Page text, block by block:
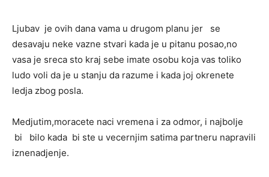
Ljubav je ovih dana vama u drugom planu jer se
desavaju neke vazne stvari kada je u pitanu posao,no
vasa je sreca sto kraj sebe imate osobu koja vas toliko
ludo voli da je u stanju da razume i kada joj okrenete
ledja zbog posla.
Medjutim,moracete naci vremena i za odmor, i najbolje
bi bilo kada bi ste u vecernjim satima partneru napravili
iznenadjenje.